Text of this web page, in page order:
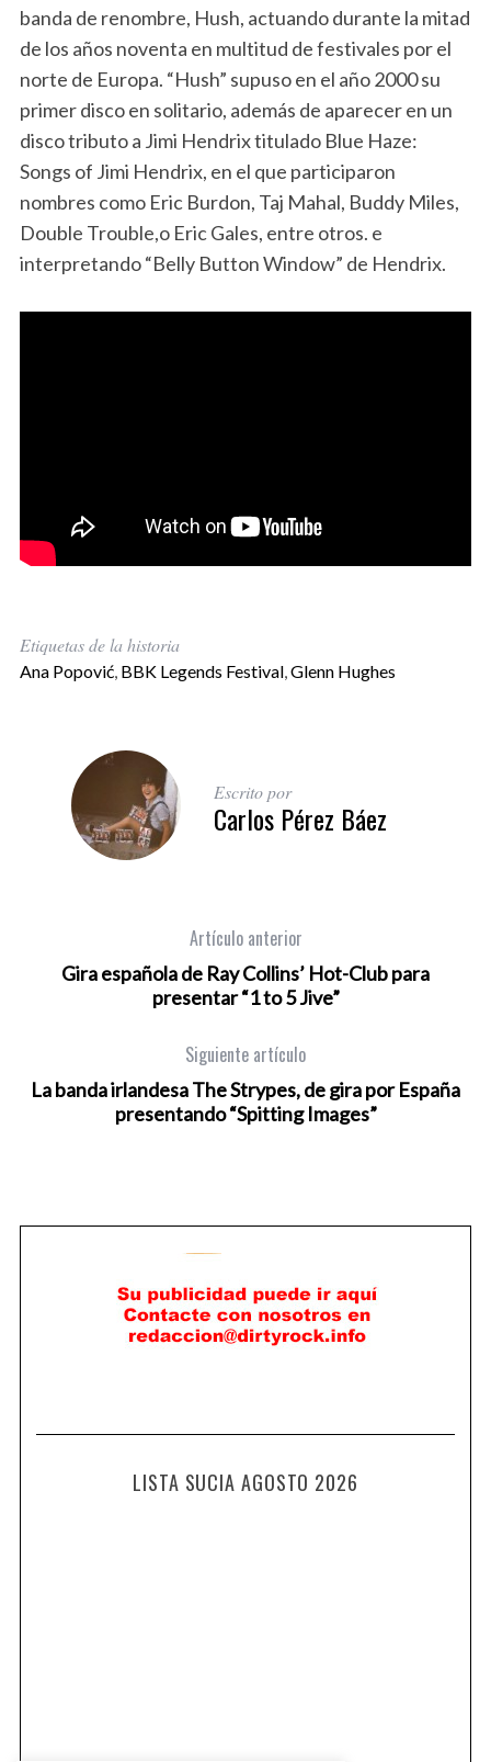
banda de renombre, Hush, actuando durante la mitad
de los años noventa en multitud de festivales por el
norte de Europa. “Hush” supuso en el año 2000 su
primer disco en solitario, además de aparecer en un
disco tributo a Jimi Hendrix titulado Blue Haze:
Songs of Jimi Hendrix, en el que participaron
nombres como Eric Burdon, Taj Mahal, Buddy Miles,
Double Trouble,o Eric Gales, entre otros. e
interpretando “Belly Button Window” de Hendrix.
Etiquetas de la historia
Ana Popović, BBK Legends Festival,Glenn Hughes
Escrito por
Carlos Pérez Báez
Artículo anterior
Gira española de Ray Collins’ Hot-Club para
presentar “1 to 5 Jive”
Siguiente artículo
La banda irlandesa The Strypes, de gira por España
presentando “Spitting Images”
LISTA SUCIA AGOSTO 2026